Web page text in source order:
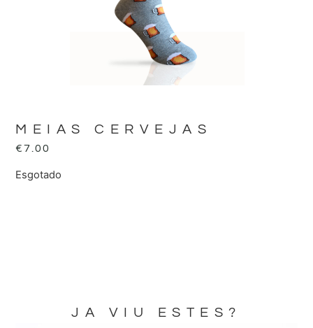
MEIAS CERVEJAS
€7.00
Esgotado
JA VIU ESTES?